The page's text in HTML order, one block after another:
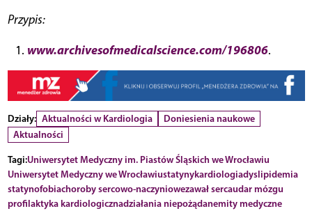
Przypis:
www.archivesofmedicalscience.com/196806.
Działy: Aktualności w Kardiologia
Doniesienia naukowe
Aktualności
Tagi:Uniwersytet Medyczny im. Piastów Śląskich we Wrocławiu
Uniwersytet Medyczny we Wrocławiustatynykardiologiadyslipidemia
statynofobiachoroby sercowo-naczyniowezawał sercaudar mózgu
profilaktyka kardiologicznadziałania niepożądanemity medyczne